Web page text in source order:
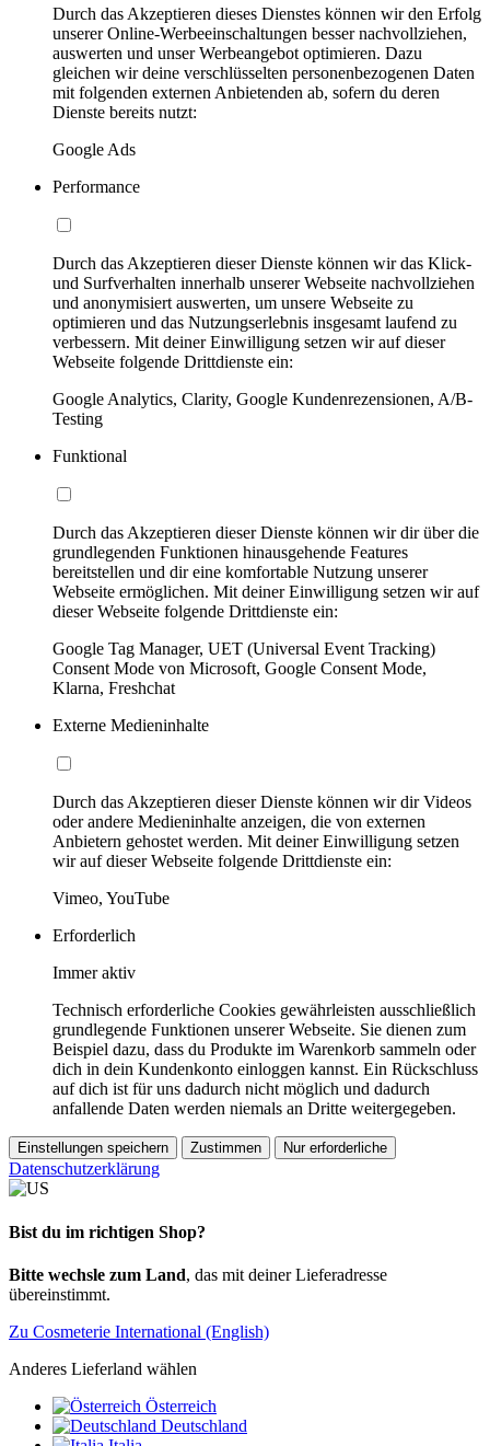
Durch das Akzeptieren dieses Dienstes können wir den Erfolg
unserer Online-Werbeeinschaltungen besser nachvollziehen,
auswerten und unser Werbeangebot optimieren. Dazu
gleichen wir deine verschlüsselten personenbezogenen Daten
mit folgenden externen Anbietenden ab, sofern du deren
Dienste bereits nutzt:
Google Ads
Performance
Durch das Akzeptieren dieser Dienste können wir das Klick-
und Surfverhalten innerhalb unserer Webseite nachvollziehen
und anonymisiert auswerten, um unsere Webseite zu
optimieren und das Nutzungserlebnis insgesamt laufend zu
verbessern. Mit deiner Einwilligung setzen wir auf dieser
Webseite folgende Drittdienste ein:
Google Analytics, Clarity, Google Kundenrezensionen, A/B-
Testing
Funktional
Durch das Akzeptieren dieser Dienste können wir dir über die
grundlegenden Funktionen hinausgehende Features
bereitstellen und dir eine komfortable Nutzung unserer
Webseite ermöglichen. Mit deiner Einwilligung setzen wir auf
dieser Webseite folgende Drittdienste ein:
Google Tag Manager, UET (Universal Event Tracking)
Consent Mode von Microsoft, Google Consent Mode,
Klarna, Freshchat
Externe Medieninhalte
Durch das Akzeptieren dieser Dienste können wir dir Videos
oder andere Medieninhalte anzeigen, die von externen
Anbietern gehostet werden. Mit deiner Einwilligung setzen
wir auf dieser Webseite folgende Drittdienste ein:
Vimeo, YouTube
Erforderlich
Immer aktiv
Technisch erforderliche Cookies gewährleisten ausschließlich
grundlegende Funktionen unserer Webseite. Sie dienen zum
Beispiel dazu, dass du Produkte im Warenkorb sammeln oder
dich in dein Kundenkonto einloggen kannst. Ein Rückschluss
auf dich ist für uns dadurch nicht möglich und dadurch
anfallende Daten werden niemals an Dritte weitergegeben.
Einstellungen speichern Zustimmen Nur erforderliche
Datenschutzerklärung
Bist du im richtigen Shop?
Bitte wechsle zum Land, das mit deiner Lieferadresse
übereinstimmt.
Zu Cosmeterie International (English)
Anderes Lieferland wählen
Österreich
Deutschland